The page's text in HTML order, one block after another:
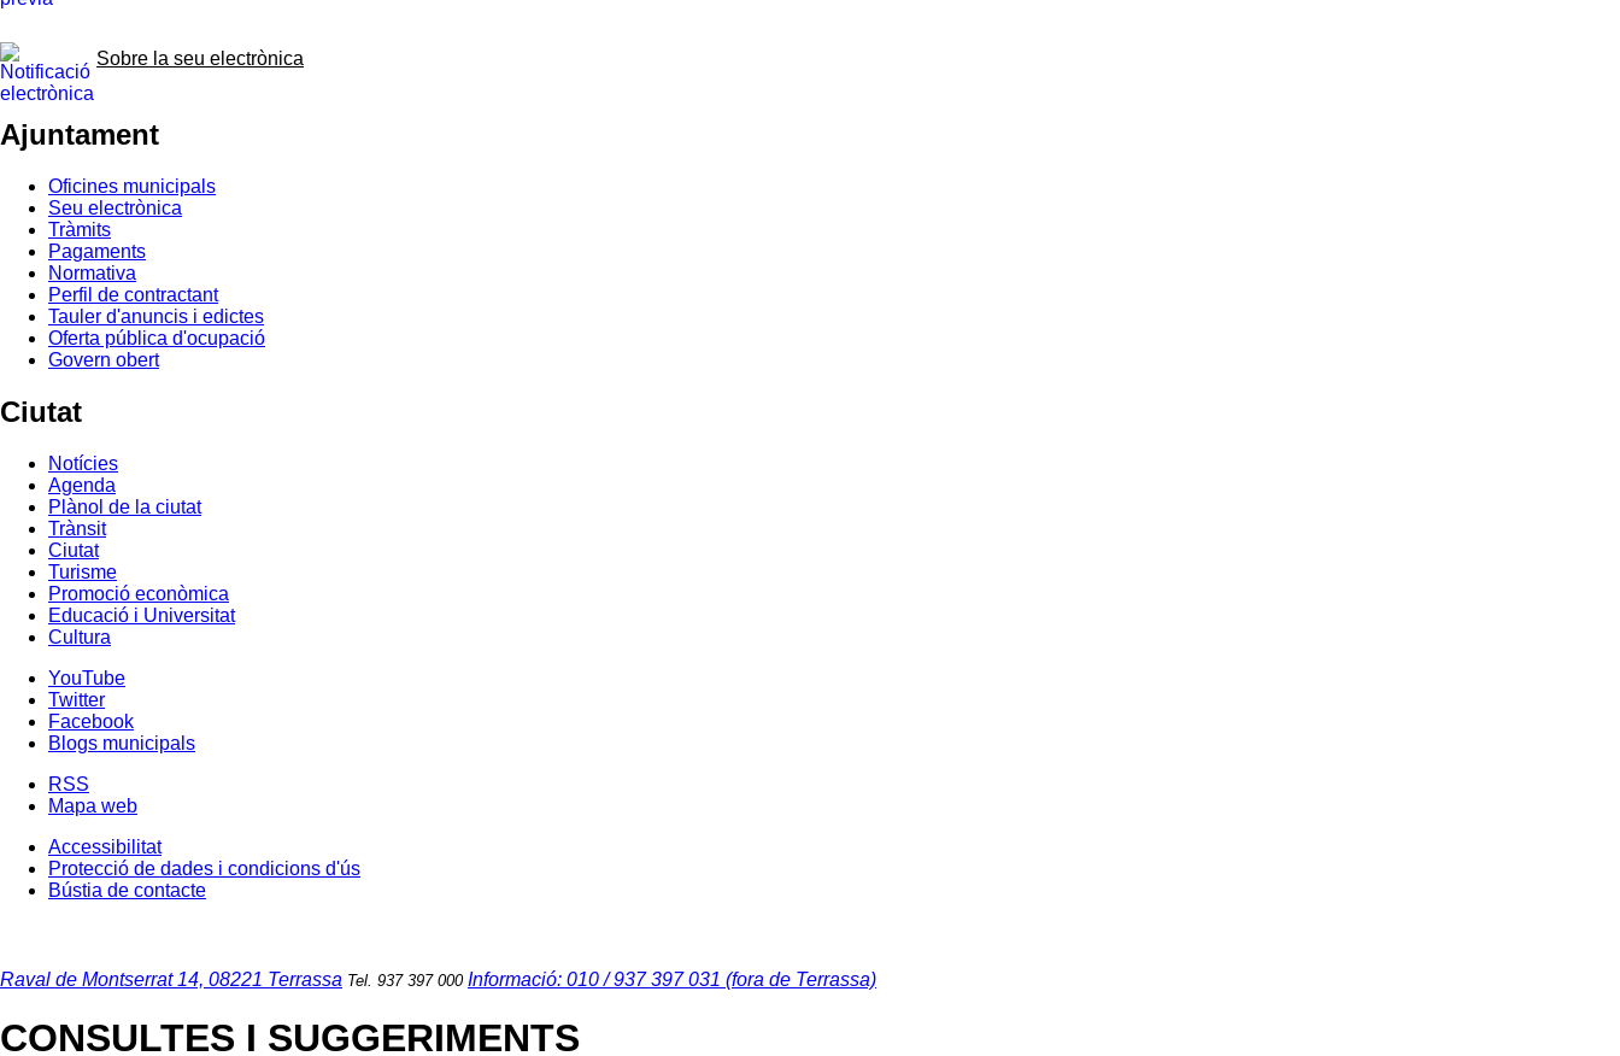
Sobre la seu electrònica
Ajuntament
Oficines municipals
Seu electrònica
Tràmits
Pagaments
Normativa
Perfil de contractant
Tauler d'anuncis i edictes
Oferta pública d'ocupació
Govern obert
Ciutat
Notícies
Agenda
Plànol de la ciutat
Trànsit
Ciutat
Turisme
Promoció econòmica
Educació i Universitat
Cultura
YouTube
Twitter
Facebook
Blogs municipals
RSS
Mapa web
Accessibilitat
Protecció de dades i condicions d'ús
Bústia de contacte
Raval de Montserrat 14, 08221 Terrassa Tel. 937 397 000 Informació: 010 / 937 397 031 (fora de Terrassa)
CONSULTES I SUGGERIMENTS